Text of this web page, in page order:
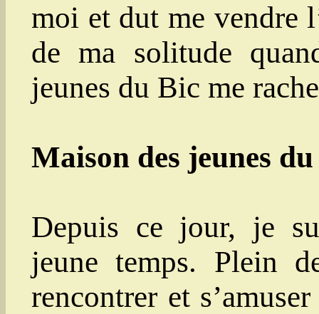
moi et dut me vendre
de ma solitude
jeunes du Bic me
Maison des jeunes
Depuis ce jour, je
jeune temps. Plein
rencontrer et